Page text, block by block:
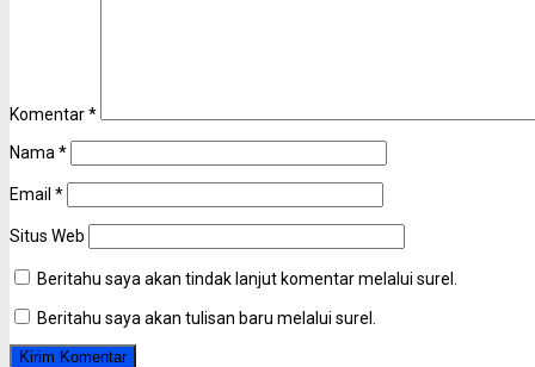
Komentar*
Nama *
Email *
Situs Web
Beritahu saya akan tindak lanjut komentar melalui surel.
Beritahu saya akan tulisan baru melalui surel.